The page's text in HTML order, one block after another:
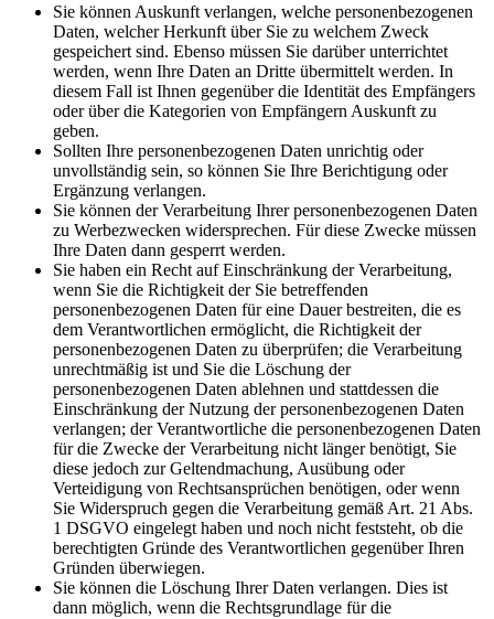
Sie können Auskunft verlangen, welche personenbezogenen
Daten, welcher Herkunft über Sie zu welchem Zweck
gespeichert sind. Ebenso müssen Sie darüber unterrichtet
werden, wenn Ihre Daten an Dritte übermittelt werden. In
diesem Fall ist Ihnen gegenüber die Identität des Empfängers
oder über die Kategorien von Empfängern Auskunft zu
geben.
Sollten Ihre personenbezogenen Daten unrichtig oder
unvollständig sein, so können Sie Ihre Berichtigung oder
Ergänzung verlangen.
Sie können der Verarbeitung Ihrer personenbezogenen Daten
zu Werbezwecken widersprechen. Für diese Zwecke müssen
Ihre Daten dann gesperrt werden.
Sie haben ein Recht auf Einschränkung der Verarbeitung,
wenn Sie die Richtigkeit der Sie betreffenden
personenbezogenen Daten für eine Dauer bestreiten, die es
dem Verantwortlichen ermöglicht, die Richtigkeit der
personenbezogenen Daten zu überprüfen; die Verarbeitung
unrechtmäßig ist und Sie die Löschung der
personenbezogenen Daten ablehnen und stattdessen die
Einschränkung der Nutzung der personenbezogenen Daten
verlangen; der Verantwortliche die personenbezogenen Daten
für die Zwecke der Verarbeitung nicht länger benötigt, Sie
diese jedoch zur Geltendmachung, Ausübung oder
Verteidigung von Rechtsansprüchen benötigen, oder wenn
Sie Widerspruch gegen die Verarbeitung gemäß Art. 21 Abs.
1 DSGVO eingelegt haben und noch nicht feststeht, ob die
berechtigten Gründe des Verantwortlichen gegenüber Ihren
Gründen überwiegen.
Sie können die Löschung Ihrer Daten verlangen. Dies ist
dann möglich, wenn die Rechtsgrundlage für die